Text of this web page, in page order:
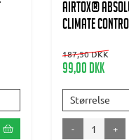
AIRTOX®
climate
187,50 DKK
99,00 DKK
Størrelse
- +